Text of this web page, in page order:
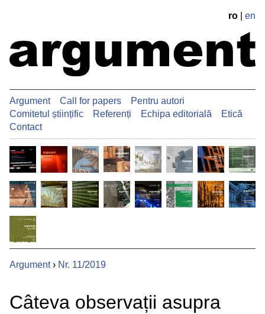
ro en
Argument Call for papers
Pentru autori
Comitetul științific
Referenți Echipa editorială
Etică
Contact
Argument› Nr. 11/2019
Câteva observații asupra